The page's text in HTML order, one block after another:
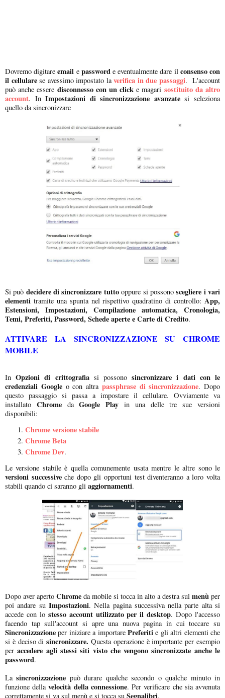
Dovremo digitareemail e passworde eventualmente dare ilconsenso con
il cellularese avessimo impostato laverifica in due passaggi. L'account
può anche essere disconnesso con un click e magari sostituito da altro
account. InImpostazioni di sincronizzazione avanzatesi seleziona
quello da sincronizzare
Si può decidere di sincronizzare tuttooppure si possonoscegliere i vari
elementi tramite una spunta nel rispettivo quadratino di controllo: App,
Estensioni, Impostazioni, Compilazione automatica, Cronologia,
Temi, Preferiti, Password, Schede aperte e Carte di Credito.
ATTIVARE LA SINCRONIZZAZIONE SU CHROME
MOBILE
In Opzioni di crittografiasi possonosincronizzare i dati con le
credenziali Googleo con altra passphrase di sincronizzazione. Dopo
questo passaggio si passa a impostare il cellulare. Ovviamente va
installato Chrome daGoogle Play in una delle tre sue versioni
disponibili:
Chrome versione stabile
Chrome Beta
Chrome Dev.
Le versione stabile è quella comunemente usata mentre le altre sono le
versioni successiveche dopo gli opportuni test diventeranno a loro volta
stabili quando ci saranno gli aggiornamenti.
Dopo aver aperto Chrome da mobile si tocca in alto a destra sul menù per
poi andare su Impostazioni. Nella pagina successiva nella parte alta si
accede con lo stesso account utilizzato per il desktop. Dopo l'accesso
facendo tap sull'account si apre una nuova pagina in cui toccare su
Sincronizzazione per iniziare a importarePreferiti e gli altri elementi che
si è deciso disincronizzare. Questa operazione è importante per esempio
peraccedere agli stessi siti visto che vengono sincronizzate anche le
password.
Lasincronizzazione può durare qualche secondo o qualche minuto in
funzione dellavelocità della connessione. Per verificare che sia avvenuta
correttamente si va sul menù e si tocca su Segnalibri.